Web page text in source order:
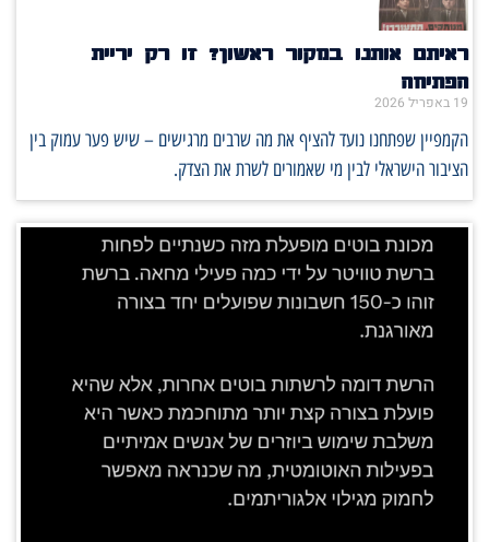
ראיתם אותנו במקור ראשון? זו רק יריית
הפתיחה
19 באפריל 2026
הקמפיין שפתחנו נועד להציף את מה שרבים מרגישים – שיש פער עמוק בין
הציבור הישראלי לבין מי שאמורים לשרת את הצדק.